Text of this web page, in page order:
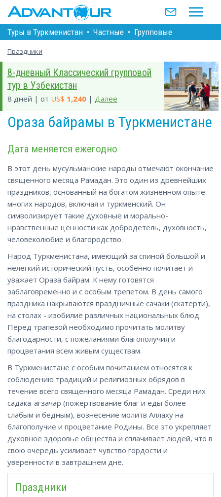
Туры в Туркменистан • Частные • Групповые
Праздники
8-дневный Классический групповой
тур в Узбекистан
8 дней | от US$ 1,240 | Далее
Ораза байрамы в Туркменистане
Дата меняется ежегодно
В этот день мусульманские народы отмечают окончание
священного месяца Рамадан. Это один из древнейших
праздников, основанный на богатом жизненном опыте
многих народов, включая и туркменский. Он
символизирует такие духовные и морально-
нравственные ценности как добродетель, духовность,
человеколюбие и благородство.
Народ Туркменистана, имеющий за спиной большой и
нелегкий исторический пусть, особенно почитает и
уважает Ораза байрам. К нему готовятся
заблаговременно и с особым трепетом. В день самого
праздника накрываются праздничные сачаки (скатерти),
на столах - изобилие различных национальных блюд.
Перед трапезой необходимо прочитать молитву
благодарности, с пожеланиями благополучия и
процветания всем живым существам.
В Туркменистане с особым почитанием относятся к
соблюдению традиций и религиозных обрядов в
течение всего священного месяца Рамадан. Среди них
садака-агзачар (пожертвование благ и еды более
слабым и бедным), вознесение молитв Аллаху на
благополучие и процветание Родины. Все это укрепляет
духовное здоровье общества и сплачивает людей, что в
свою очередь усиливает чувство гордости и
уверенности в завтрашнем дне.
Праздники